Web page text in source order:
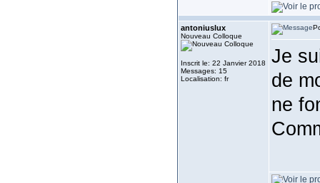
antoniuslux
Nouveau Colloque
Inscrit le: 22 Janvier 2018
Messages: 15
Localisation: fr
Je
de
ne